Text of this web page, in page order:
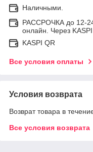
Наличными.
РАССРОЧКА до 12-
онлайн. Через KASPI
KASPI QR
Все условия оплаты
Условия возврата
Возврат товара в
Все условия возврата